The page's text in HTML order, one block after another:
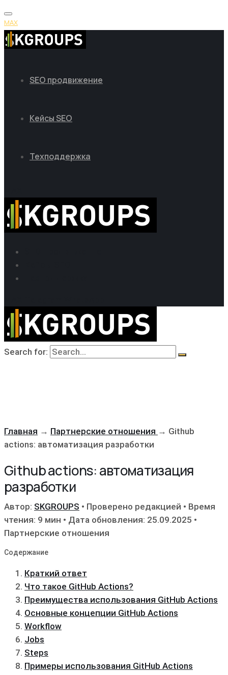
MAX
SEO продвижение
Кейсы SEO
Техподдержка
Search for:
Главная → Партнерские отношения → Github
actions: автоматизация разработки
Github actions: автоматизация
разработки
Автор: SKGROUPS • Проверено редакцией • Время
чтения: 9 мин • Дата обновления: 25.09.2025 •
Партнерские отношения
Содержание
Краткий ответ
Что такое GitHub Actions?
Преимущества использования GitHub Actions
Основные концепции GitHub Actions
Workflow
Jobs
Steps
Примеры использования GitHub Actions